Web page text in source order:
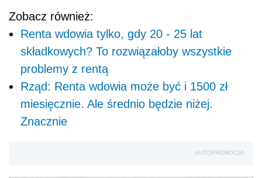
Zobacz również:
Renta wdowia tylko, gdy 20 - 25 lat
składkowych? To rozwiązałoby wszystkie
problemy z rentą
Rząd: Renta wdowia może być i 1500 zł
miesięcznie. Ale średnio będzie niżej.
Znacznie
AUTOPROMOCJA